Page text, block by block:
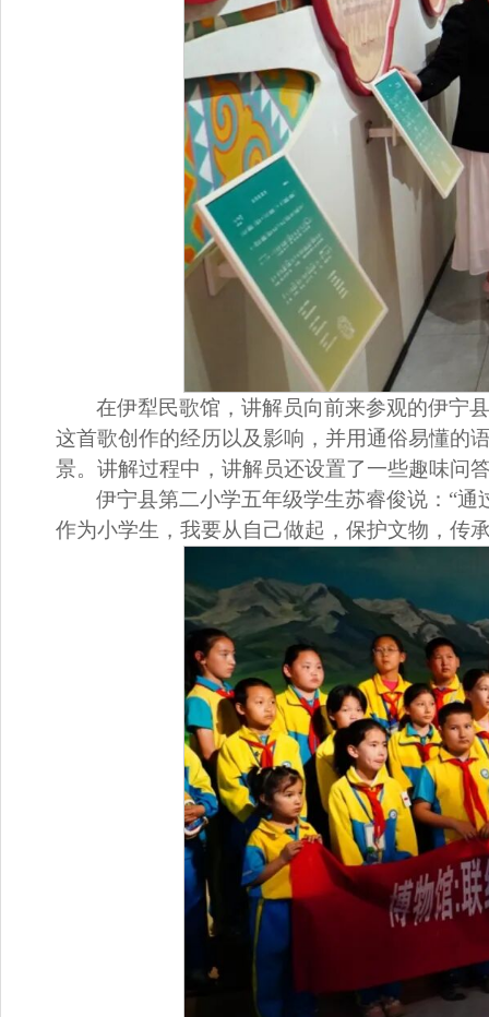
在伊犁民歌馆 ，讲解员向前来参观的伊宁
这首歌创作的经历以及影响，并用通俗易懂的
景。讲解过程中， 讲解员还设置了一些趣味问
伊宁县第二小学五年级学生苏睿俊说：“通
作为小学生，我要从自己做起，保护文物，传